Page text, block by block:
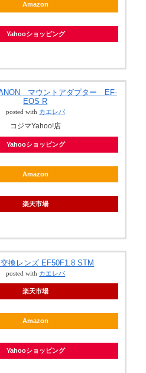
Amazon
Yahooショッピング
マウントアダプター EF-
EOS R
posted with カエレバ
コジマYahoo!店
Yahooショッピング
Amazon
楽天市場
換レンズ EF50F1.8 STM
posted with カエレバ
楽天市場
Amazon
Yahooショッピング